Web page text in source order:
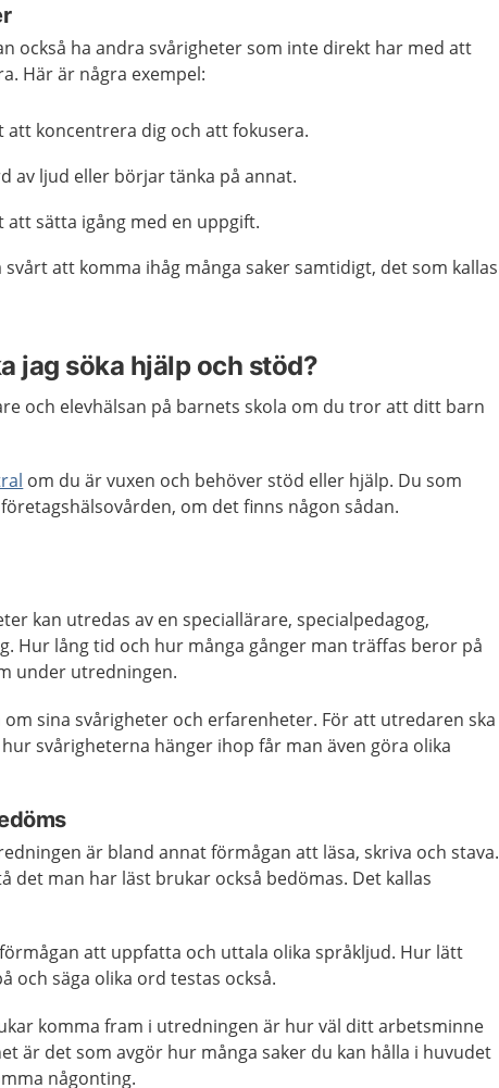
också ha andra svårigheter som inte direkt har med att
Här är några exempel:
att koncentrera dig och att fokusera.
av ljud eller börjar tänka på annat.
att sätta igång med en uppgift.
svårt att komma ihåg många saker samtidigt, det som kallas
jag söka hjälp och stöd?
och elevhälsan på barnets skola om du tror att ditt barn
om du är vuxen och behöver stöd eller hjälp. Du som
om det finns någon sådan.
kan utredas av en speciallärare, specialpedagog,
Hur lång tid och hur många gånger man träffas beror på
under utredningen.
sina svårigheter och erfarenheter. För att utredaren ska
svårigheterna hänger ihop får man även göra olika
är bland annat förmågan att läsa, skriva och stava.
det man har läst brukar också bedömas. Det kallas
att uppfatta och uttala olika språkljud. Hur lätt
och säga olika ord testas också.
komma fram i utredningen är hur väl ditt arbetsminne
är det som avgör hur många saker du kan hålla i huvudet
någonting.